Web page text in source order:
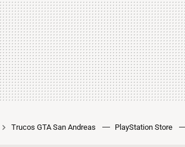
Trucos GTA San Andreas PlayStation Store